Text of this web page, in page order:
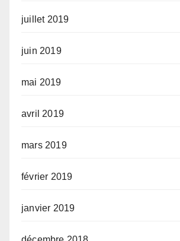
juillet 2019
juin 2019
mai 2019
avril 2019
mars 2019
février 2019
janvier 2019